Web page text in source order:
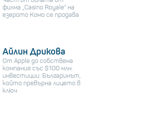
филма „Casino Royale“ на
езерото Комо се продава
Айлин Дрикова
От Apple до собствена
компания със $100 млн.
инвестиции: Българинът,
който превърна лицето в
ключ